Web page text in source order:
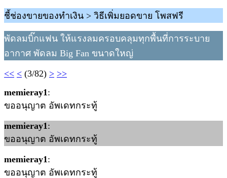
ชี้ช่องขายของทำเงิน > วิธีเพิ่มยอดขาย โพสฟรี
พัดลมบิ๊กแฟน ให้แรงลมครอบคลุมทุกพื้นที่การระบาย
อากาศ พัดลม Big Fan ขนาดใหญ่
<< < (3/82) > >>
memieray1:
ขออนุญาต อัพเดทกระทู้
memieray1:
ขออนุญาต อัพเดทกระทู้
memieray1:
ขออนุญาต อัพเดทกระทู้